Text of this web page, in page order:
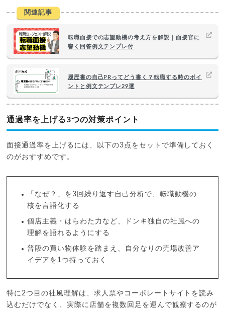
関連記事
転職面接での志望動機の考え方を解説｜面接官に
響く回答例文テンプレ付
履歴書の自己PRってどう書く？転職する時のポイ
ントと例文テンプレ29選
通過率を上げる3つの対策ポイント
面接通過率を上げるには、以下の3点をセットで準備しておく
のがおすすめです。
「なぜ？」を3回繰り返す自己分析で、転職動機の
核を言語化する
個店主義・はらわた力など、ドンキ独自の社風への
理解を語れるようにする
普段の買い物体験を踏まえ、自分なりの売場改善ア
イデアを1つ持っておく
特に2つ目の社風理解は、求人票やコーポレートサイトを読み
込むだけでなく、実際に店舗を複数回足を運んで観察するのが